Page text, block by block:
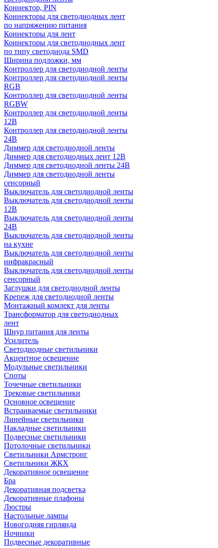
Коннектор, PIN
Коннекторы для светодиодных лент
по напряжению питания
Коннекторы для лент
Коннекторы для светодиодных лент
по типу светодиода SMD
Ширина подложки, мм
Контроллер для светодиодной ленты
Контроллер для светодиодной ленты
RGB
Контроллер для светодиодной ленты
RGBW
Контроллер для светодиодной ленты
12В
Контроллер для светодиодной ленты
24В
Диммер для светодиодной ленты
Диммер для светодиодных лент 12В
Диммер для светодиодной ленты 24В
Диммер для светодиодной ленты
сенсорный
Выключатель для светодиодной ленты
Выключатель для светодиодной ленты
12В
Выключатель для светодиодной ленты
24В
Выключатель для светодиодной ленты
на кухне
Выключатель для светодиодной ленты
инфракрасный
Выключатель для светодиодной ленты
сенсорный
Заглушки для светодиодной ленты
Крепеж для светодиодной ленты
Монтажный комлект для ленты
Трансформатор для светодиодных
лент
Шнур питания для ленты
Усилитель
Светодиодные светильники
Акцентное освещение
Модульные светильники
Споты
Точечные светильники
Трековые светильники
Основное освещение
Встраиваемые светильники
Линейные светильники
Накладные светильники
Подвесные светильники
Потолочные светильники
Светильники Армстронг
Светильники ЖКХ
Декоративное освещение
Бра
Декоративная подсветка
Декоративные плафоны
Люстры
Настольные лампы
Новогодняя гирлянда
Ночники
Подвесные декоративные